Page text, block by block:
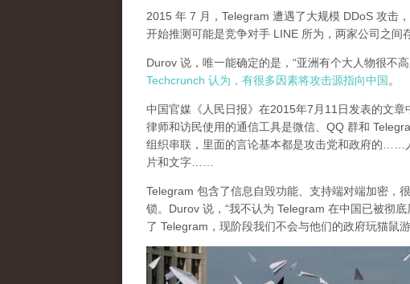
2015 年 7 月，Telegram 遭遇了大规模 DDoS 攻击
开始推测可能是竞争对手 LINE 所为，两家公司之间
Durov 说，唯一能确定的是，“亚洲有个大人物很不
Techcrunch 认为，有很多因素将攻击源指向中国 。
中国官媒《人民日报》在2015年7月11日发表的文
律师和访民使用的通信工具是微信、QQ 群和
组织串联，里面的言论基本都是攻击党和政府的……
片和文字……
Telegram 包含了信息自毁功能、支持端对端加密，
锁。Durov 说，“我不认为 Telegram 在中国已被彻
了 Telegram，现阶段我们不会与他们的政府玩猫鼠